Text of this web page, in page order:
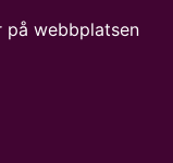
på webbplatsen